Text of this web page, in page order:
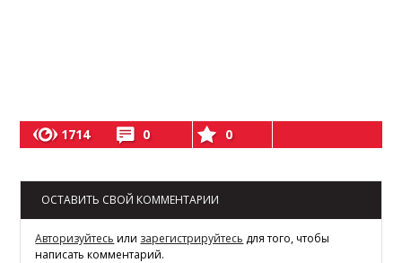
1714 0 0
ОСТАВИТЬ СВОЙ КОММЕНТАРИИ
Авторизуйтесь или зарегистрируйтесь для того, чтобы
написать комментарий.